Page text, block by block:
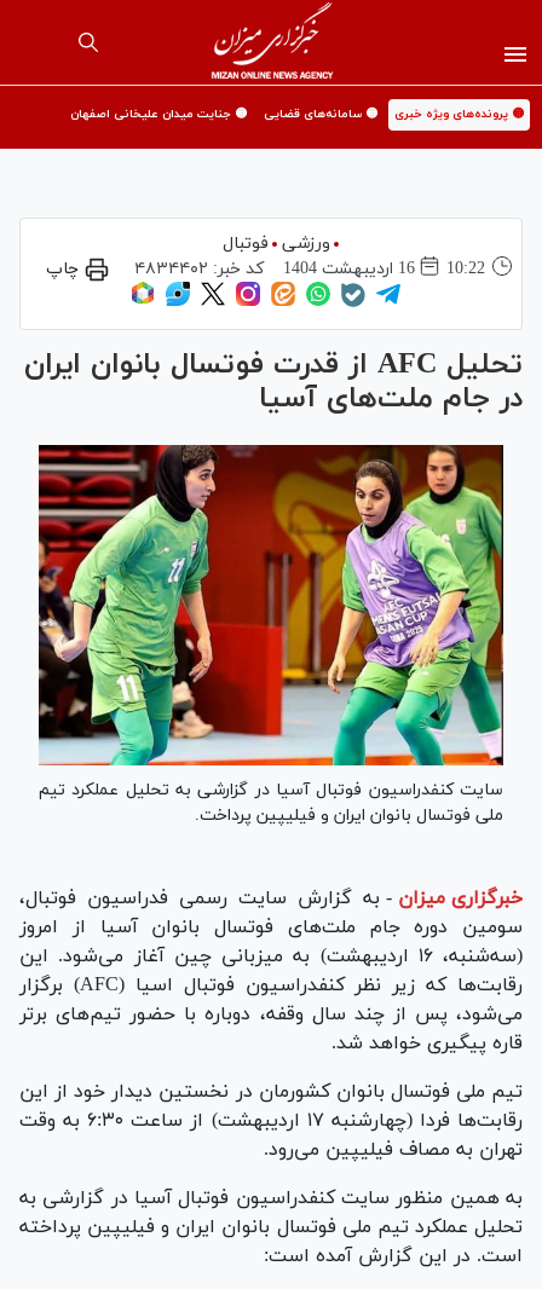
🟡 پرونده‌های ویژه خبری 🟡 سامانه‌های قضایی 🟡 جنایت میدان علیخانی اصفهان
ورزشی
فوتبال
10:22
16 ارديبهشت 1404 کد خبر: ۴۸۳۴۴۰۲ چاپ
تحلیل AFC از قدرت فوتسال بانوان ایران
در جام ملت‌های آسیا
سایت کنفدراسیون فوتبال آسیا در گزارشی به تحلیل عملکرد تیم
ملی فوتسال بانوان ایران و فیلیپین پرداخت.
خبرگزاری میزان - به گزارش سایت رسمی فدراسیون فوتبال،
سومین دوره جام ملت‌های فوتسال بانوان آسیا از امروز
(سه‌شنبه، ۱۶ اردیبهشت) به میزبانی چین آغاز می‌شود. این
رقابت‌ها که زیر نظر کنفدراسیون فوتبال اسیا (AFC) برگزار
می‌شود، پس از چند سال وقفه، دوباره با حضور تیم‌های برتر
قاره پیگیری خواهد شد.
تیم ملی فوتسال بانوان کشورمان در نخستین دیدار خود از این
رقابت‌ها فردا (چهارشنبه ۱۷ اردیبهشت) از ساعت ۶:۳۰ به وقت
تهران به مصاف فیلیپین می‌رود.
به همین منظور سایت کنفدراسیون فوتبال آسیا در گزارشی به
تحلیل عملکرد تیم ملی فوتسال بانوان ایران و فیلیپین پرداخته
است. در این گزارش آمده است: